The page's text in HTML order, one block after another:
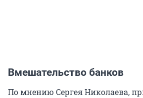
Вмешательство банков
По мнению Сергея Николаева,